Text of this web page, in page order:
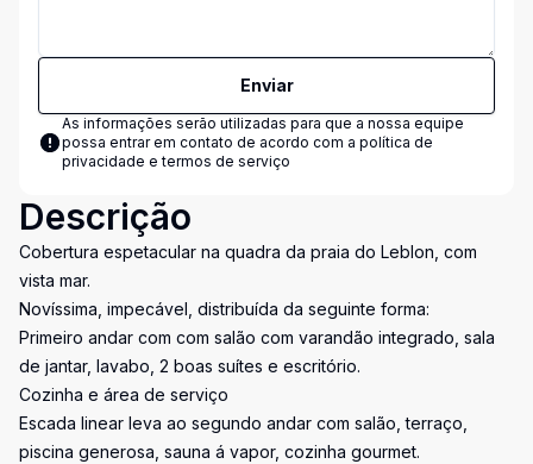
Enviar
As informações serão utilizadas para que a nossa equipe
possa entrar em contato de acordo com a política de
privacidade e termos de serviço
Descrição
Cobertura espetacular na quadra da praia do Leblon, com
vista mar.
Novíssima, impecável, distribuída da seguinte forma:
Primeiro andar com com salão com varandão integrado, sala
de jantar, lavabo, 2 boas suítes e escritório.
Cozinha e área de serviço
Escada linear leva ao segundo andar com salão, terraço,
piscina generosa, sauna á vapor, cozinha gourmet.